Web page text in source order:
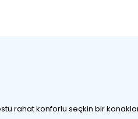
rahat konforlu seçkin bir